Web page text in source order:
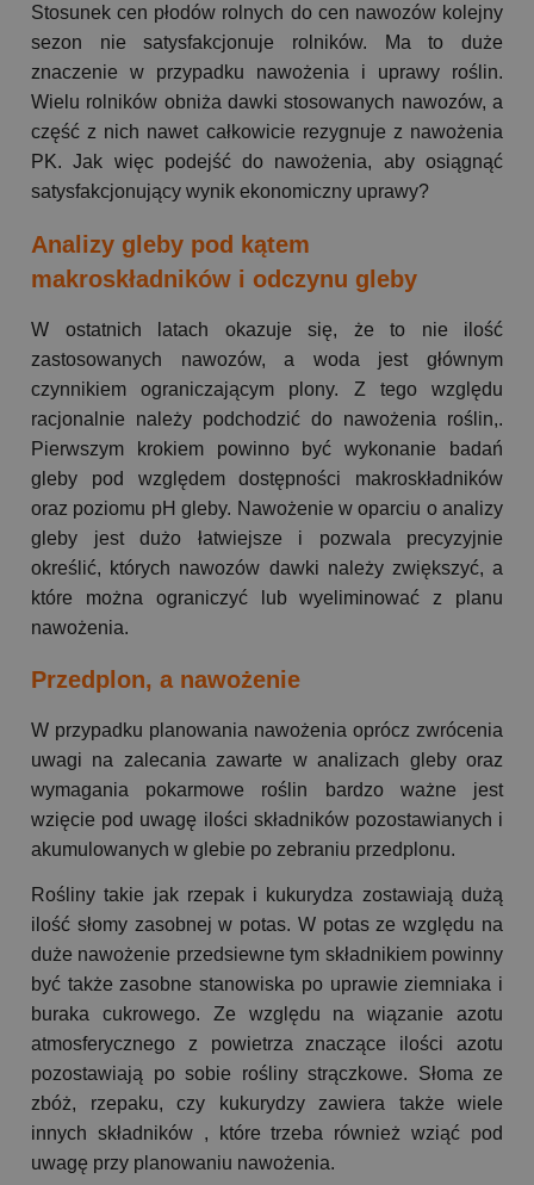
Stosunek cen płodów rolnych do cen nawozów kolejny
sezon nie satysfakcjonuje rolników. Ma to duże
znaczenie w przypadku nawożenia i uprawy roślin.
Wielu rolników obniża dawki stosowanych nawozów, a
część z nich nawet całkowicie rezygnuje z nawożenia
PK. Jak więc podejść do nawożenia, aby osiągnąć
satysfakcjonujący wynik ekonomiczny uprawy?
Analizy gleby pod kątem
makroskładników i odczynu gleby
W ostatnich latach okazuje się, że to nie ilość
zastosowanych nawozów, a woda jest głównym
czynnikiem ograniczającym plony. Z tego względu
racjonalnie należy podchodzić do nawożenia roślin,.
Pierwszym krokiem powinno być wykonanie badań
gleby pod względem dostępności makroskładników
oraz poziomu pH gleby. Nawożenie w oparciu o analizy
gleby jest dużo łatwiejsze i pozwala precyzyjnie
określić, których nawozów dawki należy zwiększyć, a
które można ograniczyć lub wyeliminować z planu
nawożenia.
Przedplon, a nawożenie
W przypadku planowania nawożenia oprócz zwrócenia
uwagi na zalecania zawarte w analizach gleby oraz
wymagania pokarmowe roślin bardzo ważne jest
wzięcie pod uwagę ilości składników pozostawianych i
akumulowanych w glebie po zebraniu przedplonu.
Rośliny takie jak rzepak i kukurydza zostawiają dużą
ilość słomy zasobnej w potas. W potas ze względu na
duże nawożenie przedsiewne tym składnikiem powinny
być także zasobne stanowiska po uprawie ziemniaka i
buraka cukrowego. Ze względu na wiązanie azotu
atmosferycznego z powietrza znaczące ilości azotu
pozostawiają po sobie rośliny strączkowe. Słoma ze
zbóż, rzepaku, czy kukurydzy zawiera także wiele
innych składników , które trzeba również wziąć pod
uwagę przy planowaniu nawożenia.